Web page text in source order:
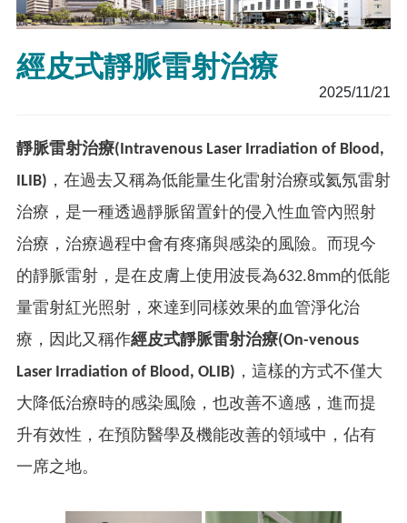
經皮式靜脈雷射治療
2025/11/21
靜脈雷射治療(Intravenous Laser Irradiation of Blood,
ILIB) ，在過去又稱為低能量生化雷射治療或氦氖雷射
治療，是一種透過靜脈留置針的侵入性血管內照射
治療，治療過程中會有疼痛與感染的風險。而現今
的靜脈雷射，是在皮膚上使用波長為632.8mm的低能
量雷射紅光照射，來達到同樣效果的血管淨化治
療，因此又稱作經皮式靜脈雷射治療(On-venous
Laser Irradiation of Blood, OLIB) ，這樣的方式不僅大
大降低治療時的感染風險，也改善不適感，進而提
升有效性，在預防醫學及機能改善的領域中，佔有
一席之地。